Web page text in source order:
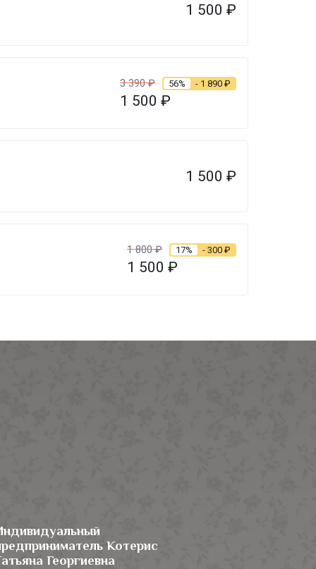
1 500 ₽
3 390₽ 56% - 1 890 ₽
1 500 ₽
1 500 ₽
1 800₽ 17% - 300 ₽
1 500 ₽
Котерис
Георгиевна